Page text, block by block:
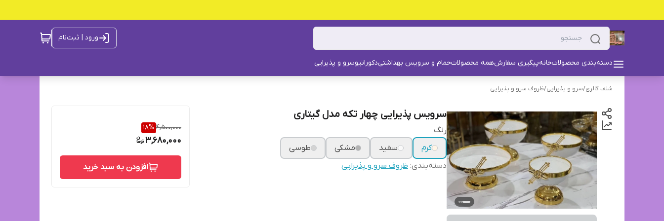
ورود | ثبت‌نام
دسته‌بندی محصولاتخانهپیگیری سفارشهمه محصولاتحمام و سرویس بهداشتیدکوراتیوسرو و پذیرایی
شلف گالری/سرو و پذیرایی/ظروف سرو و پذیرایی
سرویس پذیرایی چهار تکه مدل گیتاری
رنگ‌
کرم
سفید مشکی
طوسی
دسته‌بندی: ظروف سرو و پذیرایی
4,500,000
18%
3,680,000
افزودن به سبد خرید